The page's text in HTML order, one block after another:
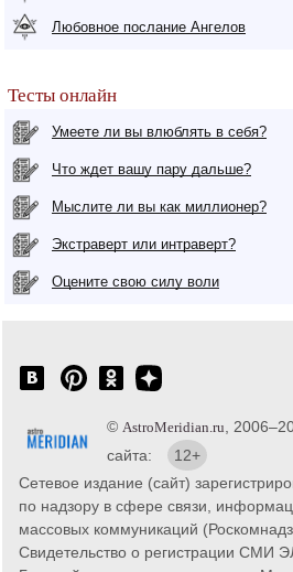
Любовное послание Ангелов
Тесты онлайн
Умеете ли вы влюблять в себя?
Что ждет вашу пару дальше?
Мыслите ли вы как миллионер?
Экстраверт или интраверт?
Оцените свою силу воли
© AstroMeridian.ru ,
сайта:
12+
Сетевое издание (сайт)
по надзору в сфере связи,
массовых коммуникаций
Свидетельство о регистрации СМИ